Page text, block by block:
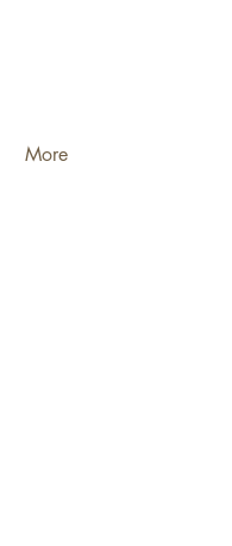
More